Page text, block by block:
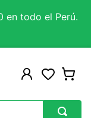
en todo el Perú.